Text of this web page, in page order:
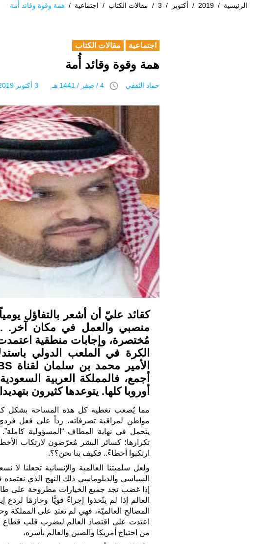
الرئيسية /
2019
/ أكتوبر /
3
/ مقالات الكتاب / اجتماعية / همة وقوة وقائد أُمة
اجتماعية مقالات الكتاب
همة وقوة وقائد أُمة
حماد الثقفي access_time 4 / صفر / 1441 هـ 3 أكتوبر 2019
كقائد عليّ أن أشعر بالتفاؤل
منصبي والعمل في مكان آخر. .
مُختصرة، وإجابات منطقية
الكرة في الملعب الدولي
أجمع، فالمملكة العربية
أوروبا كلها. يتوعدها كثيرون بتهديدات
مواطن لمراقبة تصرفاته، رداً على فعل
يتحمل في نهاية المطاف “المسؤولية
تكرارها؛ كسائر البشر مُعرّضون لارتكاب
ارتكبوا أخطاءً.. فكيف بنا نحن؟؟.
ولعل سلميتنا العالمية والإنسانية تجعلنا
السياسي والدبلوماسي ذلك النهج الذي
إذا غضب تجد جميع الخيارات مطروحة على
العالم إذا لم يتّخذوا إجراءً قويًّا وحازمًا
المصالح العالميّة، فهي لم تعتدِ على
من احتياج أمريكا والصين والعالم بأسره،